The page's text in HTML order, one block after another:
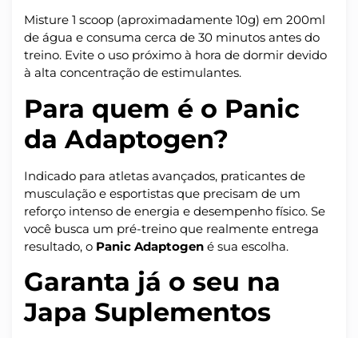
Misture 1 scoop (aproximadamente 10g) em 200ml
de água e consuma cerca de 30 minutos antes do
treino. Evite o uso próximo à hora de dormir devido
à alta concentração de estimulantes.
Para quem é o Panic
da Adaptogen?
Indicado para atletas avançados, praticantes de
musculação e esportistas que precisam de um
reforço intenso de energia e desempenho físico. Se
você busca um pré-treino que realmente entrega
resultado, o Panic Adaptogen é sua escolha.
Garanta já o seu na
Japa Suplementos